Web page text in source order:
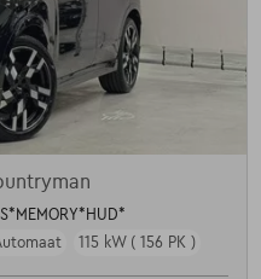
115 kW ( 156 PK )